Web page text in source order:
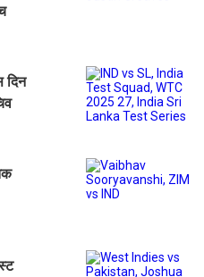
दिन